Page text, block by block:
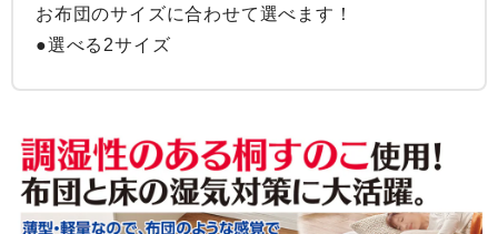
お布団のサイズに合わせて選べます！
●選べる2サイズ